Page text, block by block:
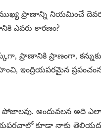
ప్రాణాన్ని నియమించే
ఎవరు కారణం?
ప్రాణానికి ప్రాణంగా,
ఇంద్రియపరమైన
పోజాలవు. అందువలన అది
కూడా నాకు